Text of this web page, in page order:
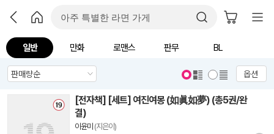
일반 만화 로맨스 판무 BL
옵션
[전자책] [세트] 여진여몽 (如眞如夢) (총5권/완
결)
이윤미 (지은이)